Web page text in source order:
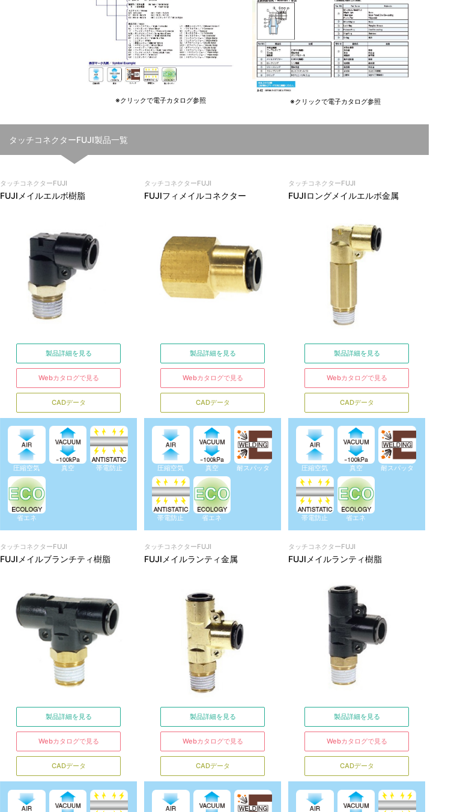
※クリックで電子カタログ参照 ※クリックで電子カタログ参照
タッチコネクターFUJI製品一覧
タッチコネクターFUJI
FUJIメイルエルボ樹脂
製品詳細を見る
Webカタログで見る
CADデータ
圧縮空気 真空 帯電防止
省エネ
タッチコネクターFUJI
FUJIフィメイルコネクター
製品詳細を見る
Webカタログで見る
CADデータ
圧縮空気 真空 耐スパッタ
帯電防止 省エネ
タッチコネクターFUJI
FUJIロングメイルエルボ金属
製品詳細を見る
Webカタログで見る
CADデータ
圧縮空気 真空 耐スパッタ
帯電防止 省エネ
タッチコネクターFUJI
FUJIメイルブランチティ樹脂
製品詳細を見る
Webカタログで見る
CADデータ
タッチコネクターFUJI
FUJIメイルランティ金属
製品詳細を見る
Webカタログで見る
CADデータ
タッチコネクターFUJI
FUJIメイルランティ樹脂
製品詳細を見る
Webカタログで見る
CADデータ